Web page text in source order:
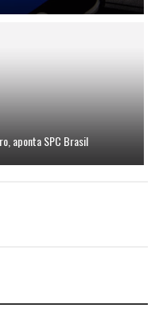
aponta SPC Brasil